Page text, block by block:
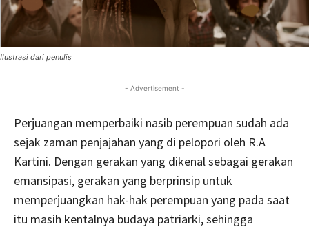
Ilustrasi dari penulis
- Advertisement -
Perjuangan memperbaiki nasib perempuan sudah ada
sejak zaman penjajahan yang di pelopori oleh R.A
Kartini. Dengan gerakan yang dikenal sebagai gerakan
emansipasi, gerakan yang berprinsip untuk
memperjuangkan hak-hak perempuan yang pada saat
itu masih kentalnya budaya patriarki, sehingga